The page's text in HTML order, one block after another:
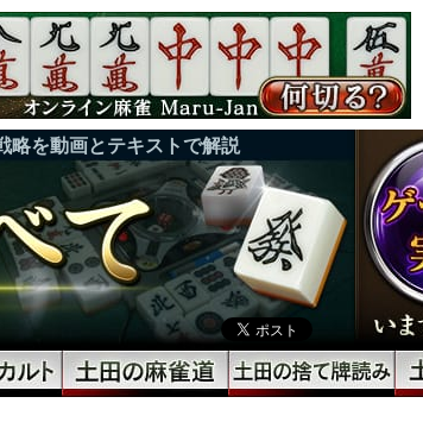
略を動画とテキストで解説